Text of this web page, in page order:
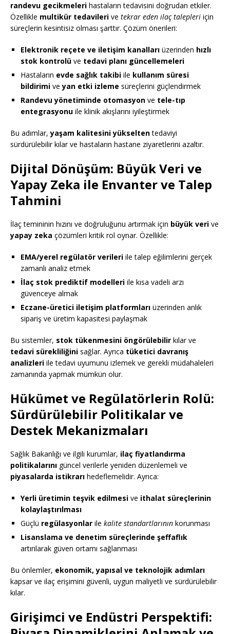
randevu gecikmeleri hastaların tedavisini doğrudan etkiler.
Özellikle multikür tedavileri ve tekrar eden ilaç talepleri için
süreçlerin kesintisiz olması şarttır. Çözüm önerileri:
Elektronik reçete ve iletişim kanalları üzerinden hızlı
stok kontrolü ve tedavi planı güncellemeleri
Hastaların evde sağlık takibi ile kullanım süresi
bildirimi veyan etki izleme süreçlerini güçlendirmek
Randevu yönetiminde otomasyon ve tele-tıp
entegrasyonu ile klinik akışlarını iyileştirmek
Bu adımlar,yaşam kalitesini yükseltentedaviyi
sürdürülebilir kılar ve hastaların hastane ziyaretlerini azaltır.
Dijital Dönüşüm: Büyük Veri ve
Yapay Zeka ile Envanter ve Talep
Tahmini
İlaç temininin hızını ve doğruluğunu artırmak için büyük veri ve
yapay zeka çözümleri kritik rol oynar. Özellikle:
EMA/yerel regülatör verileri ile talep eğilimlerini gerçek
zamanlı analiz etmek
İlaç stok prediktif modelleri ile kısa vadeli arzı
güvenceye almak
Eczane-üretici iletişim platformları üzerinden anlık
sipariş ve üretim kapasitesi paylaşmak
Bu sistemler, stok tükenmesini öngörülebilir kılar ve
tedavi sürekliliğini sağlar. Ayrıca tüketici davranış
analizleri ile tedavi uyumunu izlemek ve gerekli müdahaleleri
zamanında yapmak mümkün olur.
Hükümet ve Regülatörlerin Rolü:
Sürdürülebilir Politikalar ve
Destek Mekanizmaları
Sağlık Bakanlığı ve ilgili kurumlar, ilaç fiyatlandırma
politikalarını güncel verilerle yeniden düzenlemeli ve
piyasalarda istikrarı hedeflemelidir. Ayrıca:
Yerli üretimin teşvik edilmesi ve ithalat süreçlerinin
kolaylaştırılması
Güçlü regülasyonlar ile kalite standartlarının korunması
Lisanslama ve denetim süreçlerinde şeffaflık
artırılarak güven ortamı sağlanması
Bu önlemler, ekonomik, yapısal ve teknolojik adımları
kapsar ve ilaç erişimini güvenli, uygun maliyetli ve sürdürülebilir
kılar.
Girişimci ve Endüstri Perspektifi: